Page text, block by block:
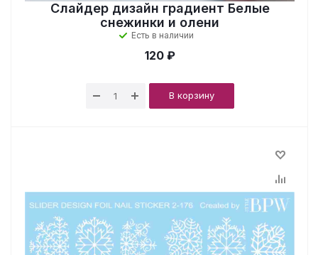
Слайдер дизайн градиент Белые
снежинки и олени
Есть в наличии
120 ₽
В корзину